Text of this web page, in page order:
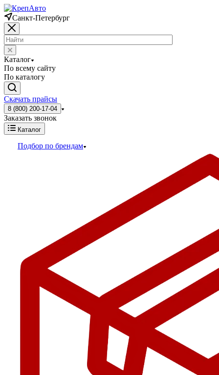
Санкт-Петербург
Каталог
По всему сайту
По каталогу
Скачать прайсы
8 (800) 200-17-04
Заказать звонок
Каталог
Подбор по брендам